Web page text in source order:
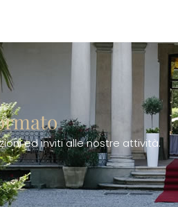
ed inviti alle nostre attività.